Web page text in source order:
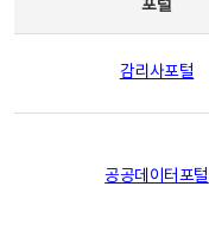
포털
감리사포털
공공데이터포털